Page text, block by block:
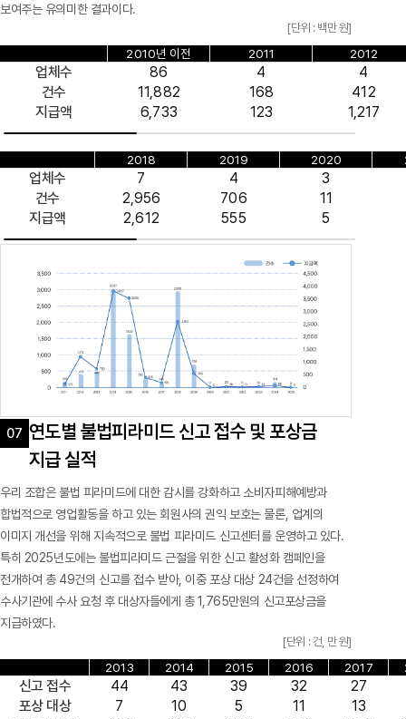
보여주는 유의미한 결과이다.
[단위 : 백만 원]
2010년 이전 2011 2012
업체수 86 4
4
건수
11,882 168
412
지급액
6,733 123 1,217
2018 2019 2020
업체수 7 4
3
건수
2,956 706
11
지급액
2,612 555 5
연도별 불법피라미드 신고 접수 및 포상금
지급 실적
우리 조합은 불법 피라미드에 대한 감시를 강화하고 소비자피해예방과
합법적으로 영업활동을 하고 있는 회원사의 권익 보호는 물론, 업계의
이미지 개선을 위해 지속적으로 불법 피라미드 신고센터를 운영하고 있다.
특히 2025년도에는 불법피라미드 근절을 위한 신고 활성화 캠페인을
전개하여 총 49건의 신고를 접수 받아, 이중 포상 대상 24건을 선정하여
수사기관에 수사 요청 후 대상자들에게 총 1,765만원의 신고포상금을
지급하였다.
[단위 : 건, 만 원]
2013 2014 2015 2016 2017
신고 접수 44 43 39 32
27
포상 대상
7 10 5 11
13